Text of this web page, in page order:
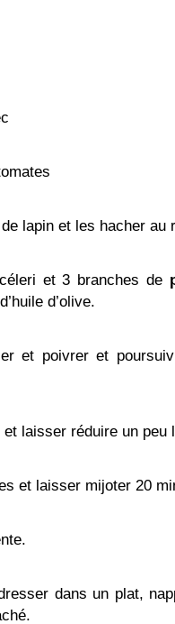
lapin et les hacher au
et 3 branches de
d’olive.
et poivrer et
laisser réduire un peu
et laisser mijoter 20
dans un plat,